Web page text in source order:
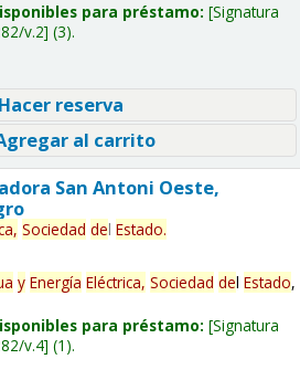
para préstamo: Signatura
v.2 (3).
reserva
al carrito
San Antoni Oeste,
Sociedad del Estado.
y Energía Eléctrica, Sociedad del Estado,
para préstamo: Signatura
v.4 (1).